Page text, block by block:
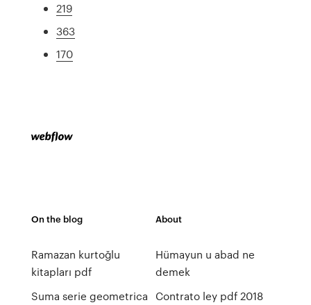
219
363
170
On the blog
Ramazan kurtoğlu
kitapları pdf
Suma serie geometrica
About
Hümayun u abad ne
demek
Contrato ley pdf 2018